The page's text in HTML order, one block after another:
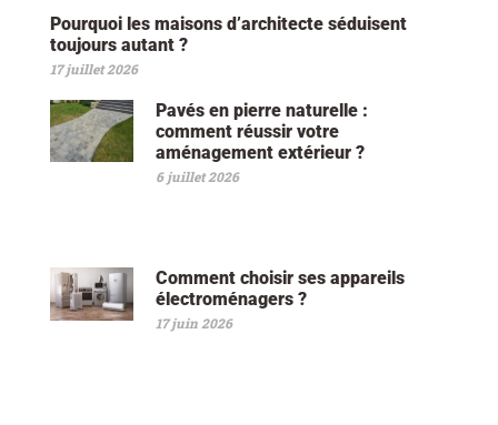
Pourquoi les maisons d’architecte séduisent
toujours autant ?
17 juillet 2026
Pavés en pierre naturelle :
comment réussir votre
aménagement extérieur ?
6 juillet 2026
Comment choisir ses appareils
électroménagers ?
17 juin 2026